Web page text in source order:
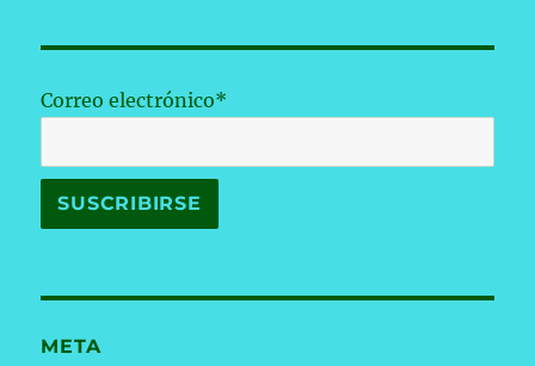
Correo electrónico*
META